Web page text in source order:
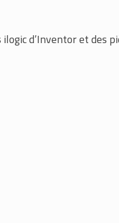
d’Inventor et des